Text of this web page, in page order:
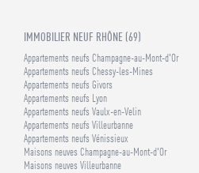
IMMOBILIER NEUF RHÔNE (69)
Appartements neufs Champagne-au-Mont-d'Or
Appartements neufs Chessy-les-Mines
Appartements neufs Givors
Appartements neufs Lyon
Appartements neufs Vaulx-en-Velin
Appartements neufs Villeurbanne
Appartements neufs Vénissieux
Maisons neuves Champagne-au-Mont-d'Or
Maisons neuves Villeurbanne